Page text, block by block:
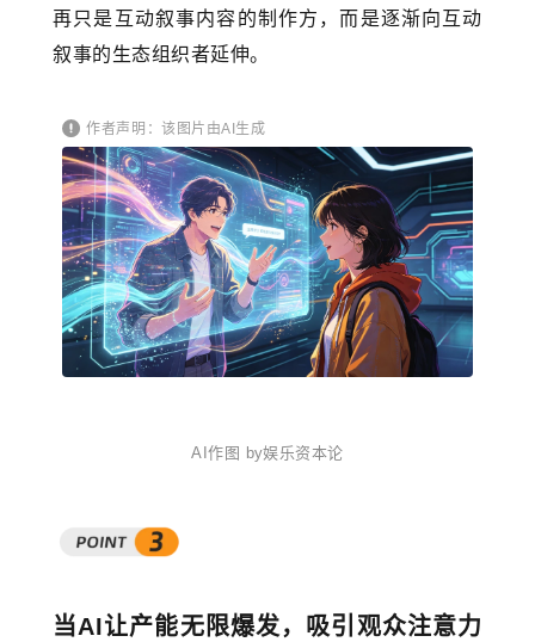
再只是互动叙事内容的制作方，而是逐渐向互动
叙事的生态组织者延伸。
作者声明：该图片由AI生成
AI作图 by娱乐资本论
当AI让产能无限爆发，吸引观众注意力